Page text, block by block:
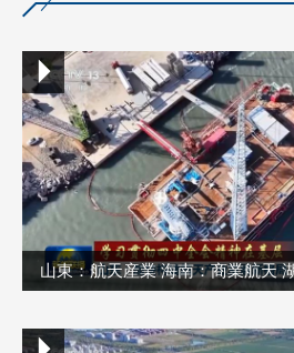
山東：航天産業 海南：商業航天